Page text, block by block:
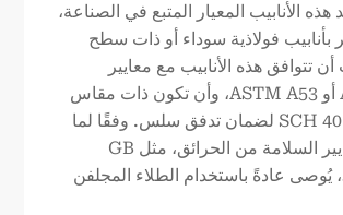
هذه الأنابيب المعيار المتبع في الصناعة،
بأنابيب فولاذية سوداء أو ذات سطح
تتوافق هذه الأنابيب مع معايير
ASTM A135 أو ASTM A53، وأن تكون ذات مقاس
دقيق من فئة SCH 40 لضمان تدفق سلس. وفقًا لما
تنص عليه معايير السلامة من الحرائق، مثل GB
50261-2017، يُوصى عادةً باستخدام الطلاء المجلفن